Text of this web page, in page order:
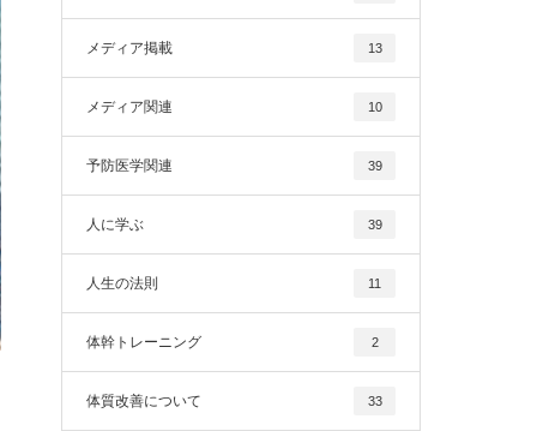
メディア掲載 13
メディア関連 10
予防医学関連 39
人に学ぶ 39
人生の法則 11
体幹トレーニング 2
体質改善について 33